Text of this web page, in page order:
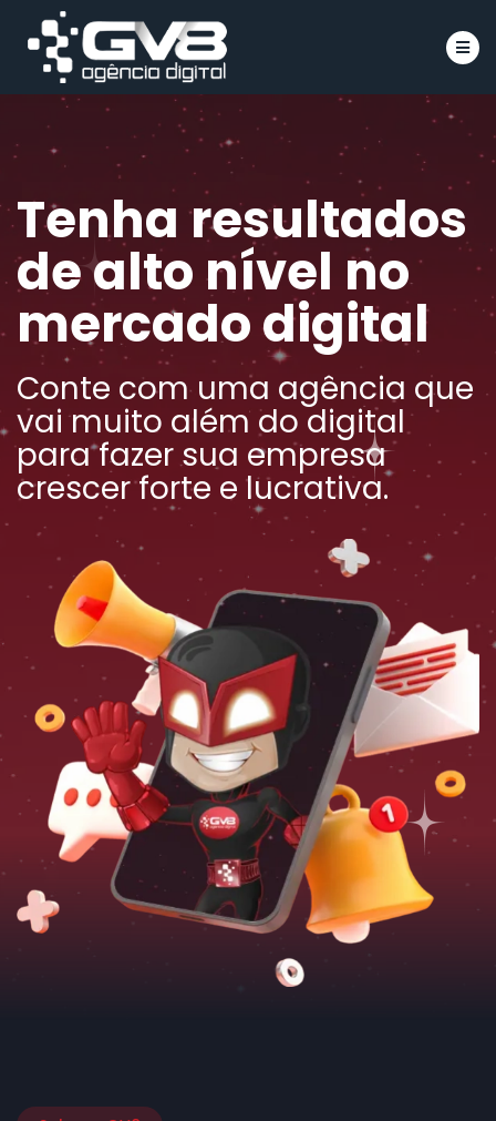
Tenha resultados
de alto nível no
mercado digital
Conte com uma agência que
vai muito além do digital
para fazer sua empresa
crescer forte e lucrativa.